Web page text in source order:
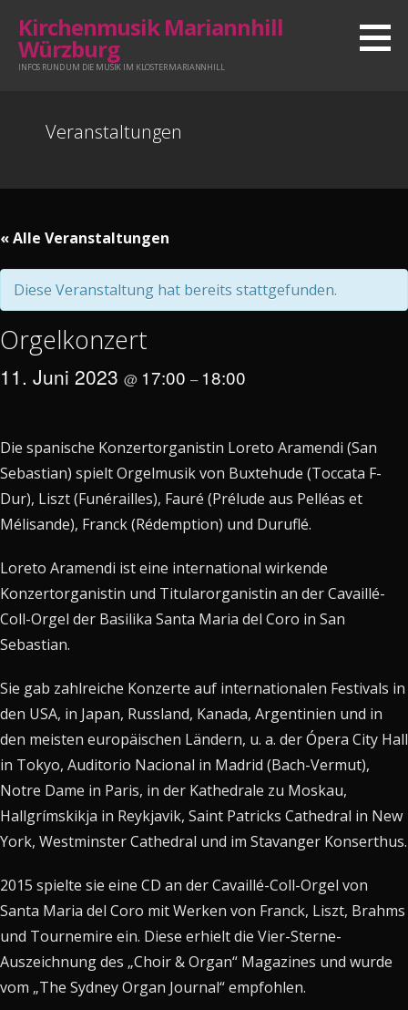
Inhalt
springen
Kirchenmusik Mariannhill
Würzburg
INFOS RUND UM DIE MUSIK IM KLOSTER MARIANNHILL
Veranstaltungen
« Alle Veranstaltungen
Diese Veranstaltung hat bereits stattgefunden.
Orgelkonzert
11. Juni 2023 @ 17:00 – 18:00
Die spanische Konzertorganistin Loreto Aramendi (San
Sebastian) spielt Orgelmusik von Buxtehude (Toccata F-
Dur), Liszt (Funérailles), Fauré (Prélude aus Pelléas et
Mélisande), Franck (Rédemption) und Duruflé.
Loreto Aramendi ist eine international wirkende
Konzertorganistin und Titularorganistin an der Cavaillé-
Coll-Orgel der Basilika Santa Maria del Coro in San
Sebastian.
Sie gab zahlreiche Konzerte auf internationalen Festivals in
den USA, in Japan, Russland, Kanada, Argentinien und in
den meisten europäischen Ländern, u. a. der Ópera City Hall
in Tokyo, Auditorio Nacional in Madrid (Bach-Vermut),
Notre Dame in Paris, in der Kathedrale zu Moskau,
Hallgrímskikja in Reykjavik, Saint Patricks Cathedral in New
York, Westminster Cathedral und im Stavanger Konserthus.
2015 spielte sie eine CD an der Cavaillé-Coll-Orgel von
Santa Maria del Coro mit Werken von Franck, Liszt, Brahms
und Tournemire ein. Diese erhielt die Vier-Sterne-
Auszeichnung des „Choir & Organ“ Magazines und wurde
vom „The Sydney Organ Journal“ empfohlen.